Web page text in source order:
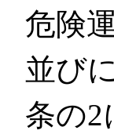
危険
並び
条の2